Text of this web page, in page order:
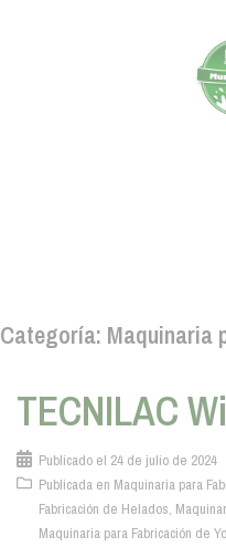
Categoría: Maquinaria
TECNILAC
Publicado el 24 de julio de 2024
Publicada en Maquinaria para
Fabricación de Helados,
Maquinaria para Fabricación de